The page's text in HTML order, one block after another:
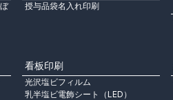
授与品袋名入れ印刷
看板印刷
光沢塩ビフィルム
乳半塩ビ電飾シート（LED）